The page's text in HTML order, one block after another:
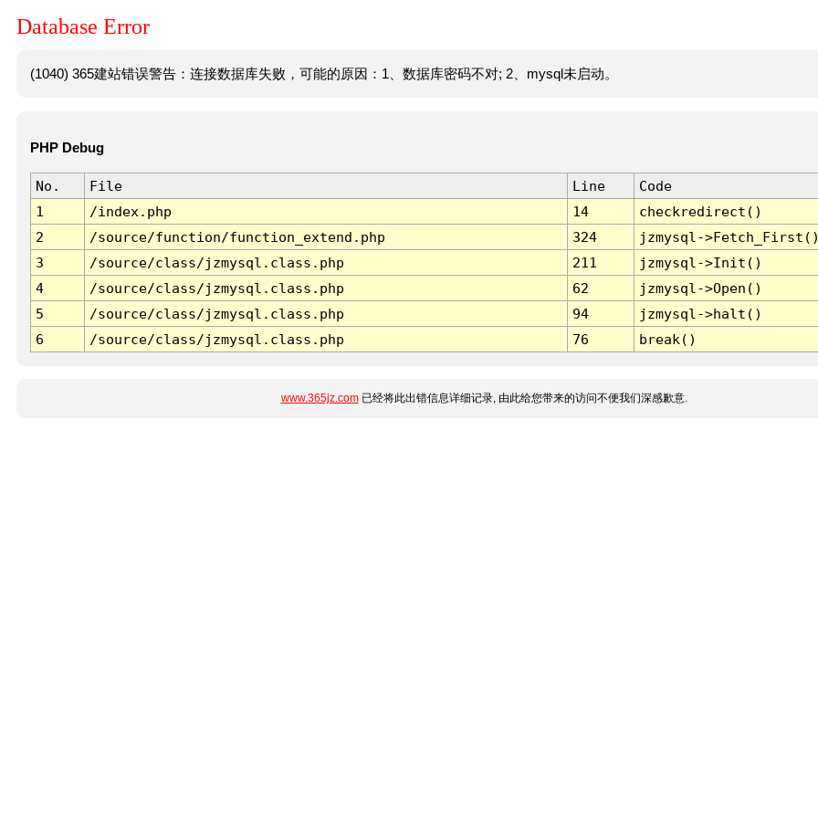
Database Error
(1040) 365建站错误警告：连接数据库失败，可能的原因：1、数据库密码不对; 2、mysql未启动。
PHP Debug
No. File Line
Code
1
/index.php 14
checkredirect()
2
/source/function/function_extend.php 324
jzmysql-
3
/source/class/jzmysql.class.php 211
jzmysql->Init()
4
/source/class/jzmysql.class.php 62
jzmysql->Open()
5
/source/class/jzmysql.class.php 94
jzmysql->halt()
6
/source/class/jzmysql.class.php 76 break()
www.365jz.com已经将此出错信息详细记录, 由此给您带来的访问不便我们深感歉意.